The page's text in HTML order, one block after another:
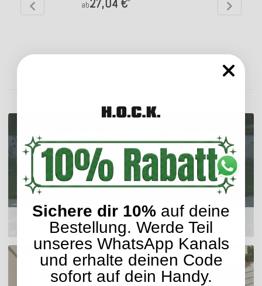
ab27,04 €
Outdoor Kissen
Sichere dir 10% auf deine
Bestellung. Werde Teil
unseres WhatsApp Kanals
und erhalte deinen Code
sofort auf dein Handy.